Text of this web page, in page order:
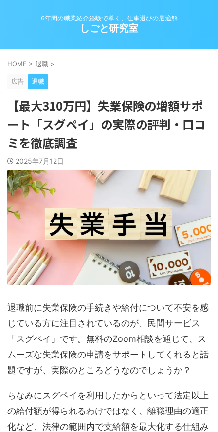
6年間の職業紹介経験で導く、仕事選びの最適解
しごと研究室
HOME > 退職 >
広告 退職
【最大310万円】失業保険の増額サポ
ート「スグペイ」の実際の評判・口コ
ミを徹底調査
2025年7月12日
退職前に失業保険の手続きや給付について不安を感
じている方に注目されているのが、民間サービス
「スグペイ」です。無料のZoom相談を通じて、ス
ムーズな失業保険の申請をサポートしてくれると話
題ですが、実際のところどうなのでしょうか？
ちなみにスグペイを利用したからといって法定以上
の給付額が得られるわけではなく、離職理由の適正
化など、法律の範囲内で支給額を最大化する仕組み